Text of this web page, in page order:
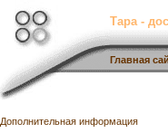
Тара -
Главная
Дополнительная информация